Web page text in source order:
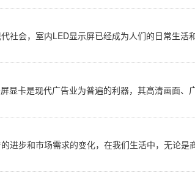
社会，室内LED显示屏已经成为人们的日常生活
显卡是现代广告业为普遍的利器，其高清画面
进步和市场需求的变化，在我们生活中，无论